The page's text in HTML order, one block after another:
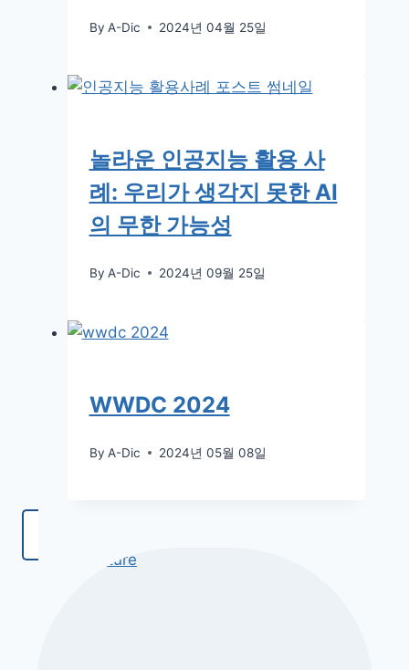
By A-Dic 2024년 04월 25일
놀라운 인공지능 활용 사
례: 우리가 생각지 못한 AI
의 무한 가능성
By A-Dic 2024년 09월 25일
WWDC 2024
By A-Dic 2024년 05월 08일